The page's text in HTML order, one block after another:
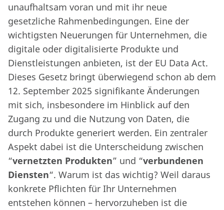
unaufhaltsam voran und mit ihr neue
gesetzliche Rahmenbedingungen. Eine der
wichtigsten Neuerungen für Unternehmen, die
digitale oder digitalisierte Produkte und
Dienstleistungen anbieten, ist der EU Data Act.
Dieses Gesetz bringt überwiegend schon ab dem
12. September 2025 signifikante Änderungen
mit sich, insbesondere im Hinblick auf den
Zugang zu und die Nutzung von Daten, die
durch Produkte generiert werden. Ein zentraler
Aspekt dabei ist die Unterscheidung zwischen
“vernetzten Produkten” und “verbundenen
Diensten“. Warum ist das wichtig? Weil daraus
konkrete Pflichten für Ihr Unternehmen
entstehen können – hervorzuheben ist die